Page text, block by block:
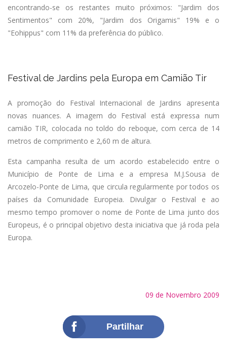
encontrando-se os restantes muito próximos: "Jardim dos
Sentimentos" com 20%, "Jardim dos Origamis" 19% e o
"Eohippus" com 11% da preferência do público.
Festival de Jardins pela Europa em Camião Tir
A promoção do Festival Internacional de Jardins apresenta
novas nuances. A imagem do Festival está expressa num
camião TIR, colocada no toldo do reboque, com cerca de 14
metros de comprimento e 2,60 m de altura.
Esta campanha resulta de um acordo estabelecido entre o
Município de Ponte de Lima e a empresa M.J.Sousa de
Arcozelo-Ponte de Lima, que circula regularmente por todos os
países da Comunidade Europeia. Divulgar o Festival e ao
mesmo tempo promover o nome de Ponte de Lima junto dos
Europeus, é o principal objetivo desta iniciativa que já roda pela
Europa.
09 de Novembro 2009
Partilhar